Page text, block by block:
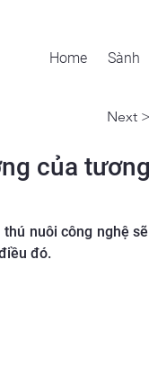
Home Sành
Next >
của
nuôi công nghệ
đó.